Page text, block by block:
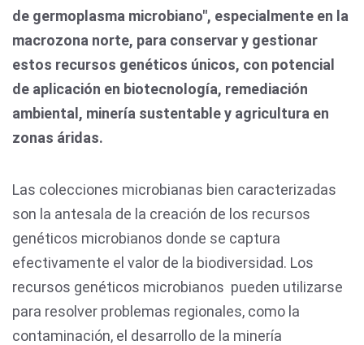
de germoplasma microbiano", especialmente en la
macrozona norte, para conservar y gestionar
estos recursos genéticos únicos, con potencial
de aplicación en biotecnología, remediación
ambiental, minería sustentable y agricultura en
zonas áridas.
Las colecciones microbianas bien caracterizadas
son la antesala de la creación de los recursos
genéticos microbianos donde se captura
efectivamente el valor de la biodiversidad. Los
recursos genéticos microbianos pueden utilizarse
para resolver problemas regionales, como la
contaminación, el desarrollo de la minería